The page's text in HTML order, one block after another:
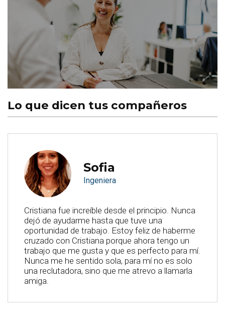
Lo que dicen tus compañeros
Sofia
Ingeniera
Cristiana fue increíble desde el principio. Nunca
dejó de ayudarme hasta que tuve una
oportunidad de trabajo. Estoy feliz de haberme
cruzado con Cristiana porque ahora tengo un
trabajo que me gusta y que es perfecto para mí.
Nunca me he sentido sola, para mí no es solo
una reclutadora, sino que me atrevo a llamarla
amiga.